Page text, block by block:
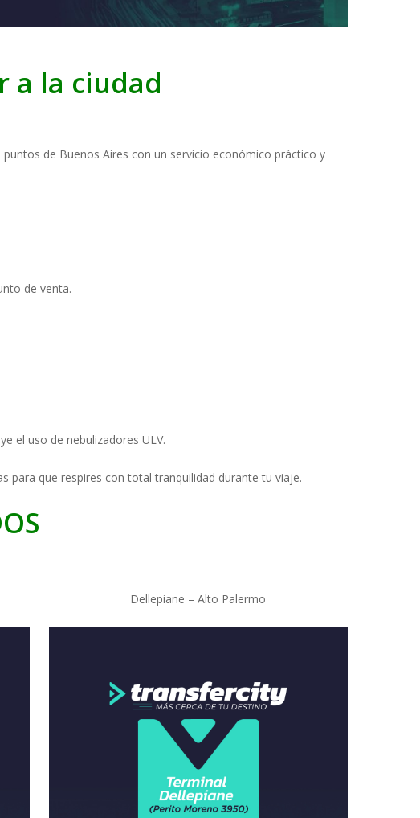
a la ciudad
de Buenos Aires con un servicio económico práctico y
de venta.
el uso de nebulizadores ULV.
para que respires con total tranquilidad durante tu viaje.
Dellepiane – Alto Palermo